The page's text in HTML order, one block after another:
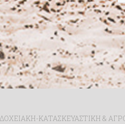
ΚΑΤΑΣΚΕΥΑΣΤΙΚΗ &